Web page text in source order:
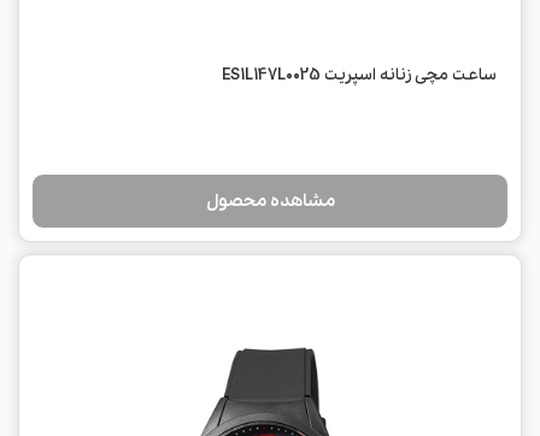
ساعت مچی زنانه اسپریت ES1L147L0025
مشاهده محصول